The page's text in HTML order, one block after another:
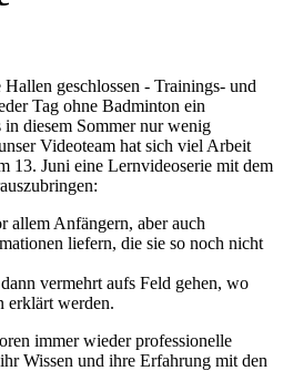
geschlossen - Trainings- und
Tag ohne Badminton ein
diesem Sommer nur wenig
Videoteam hat sich viel Arbeit
13. Juni eine Lernvideoserie mit dem
allem Anfängern, aber auch
liefern, die sie so noch nicht
vermehrt aufs Feld gehen, wo
erklärt werden.
immer wieder professionelle
Wissen und ihre Erfahrung mit den